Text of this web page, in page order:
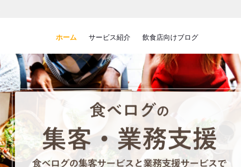
ホーム サービス紹介 飲食店向けブログ
食べロ